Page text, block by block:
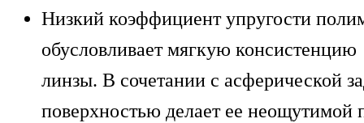
Низкий коэффициент упругости
обусловливает мягкую консистенцию
линзы. В сочетании с асферической
поверхностью делает ее неощутимой